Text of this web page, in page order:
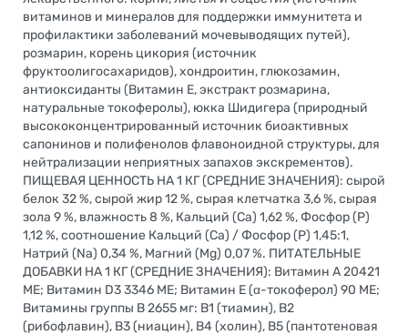
витаминов и минералов для поддержки иммунитета и
профилактики заболеваний мочевыводящих путей),
розмарин, корень цикория (источник
фруктоолигосахаридов), хондроитин, глюкозамин,
антиоксиданты (Витамин Е, экстракт розмарина,
натуральные токоферолы), юкка Шидигера (природный
высококонцентрированный источник биоактивных
сапонинов и полифенолов флавоноидной структуры, для
нейтрализации неприятных запахов экскрементов).
ПИЩЕВАЯ ЦЕННОСТЬ НА 1 КГ (СРЕДНИЕ ЗНАЧЕНИЯ): сырой
белок 32 %, сырой жир 12 %, сырая клетчатка 3,6 %, сырая
зола 9 %, влажность 8 %, Кальций (Са) 1,62 %, Фосфор (Р)
1,12 %, соотношение Кальций (Са) / Фосфор (Р) 1,45:1,
Натрий (Na) 0,34 %, Магний (Mg) 0,07 %. ПИТАТЕЛЬНЫЕ
ДОБАВКИ НА 1 КГ (СРЕДНИЕ ЗНАЧЕНИЯ): Витамин A 20421
МЕ; Витамин D3 3346 МЕ; Витамин Е (α-токоферол) 90 МЕ;
Витамины группы В 2655 мг: В1 (тиамин), В2
(рибофлавин), В3 (ниацин), В4 (холин), В5 (пантотеновая